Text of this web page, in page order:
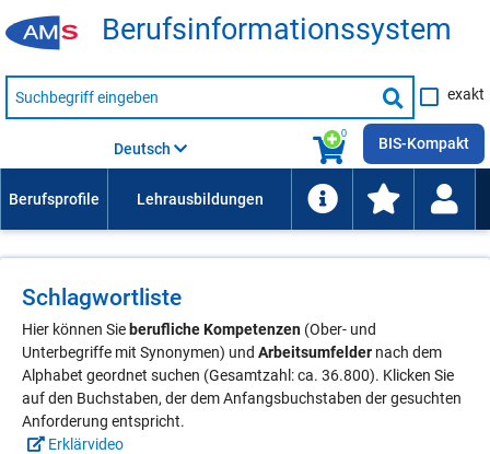
Be­rufs­in­for­ma­ti­ons­sys­tem
Suche
nach
Suche
starten
exakt
0
Deutsch BIS-Kompakt
Schlagwortliste
Hier können Sieberufliche Kompetenzen (Ober- und
Unterbegriffe mit Synonymen) und Arbeitsumfelder nach dem
Alphabet geordnet suchen (Gesamtzahl: ca. 36.800). Klicken Sie
auf den Buchstaben, der dem Anfangsbuchstaben der gesuchten
Anforderung entspricht.
Erklärvideo